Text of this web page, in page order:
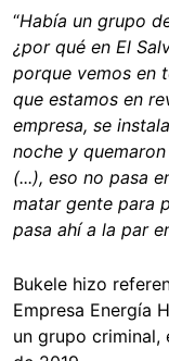
“Había un grupo
¿por qué en El
porque vemos en
que estamos en
empresa, se
noche y
(...), eso no pasa
matar gente para
pasa ahí a la par
Bukele hizo
Empresa Energía
un grupo criminal,